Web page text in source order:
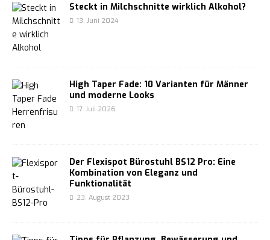
Steckt in Milchschnitte wirklich Alkohol?
13. Juni 2024
High Taper Fade: 10 Varianten für Männer
und moderne Looks
17. Juli 2026
Der Flexispot Bürostuhl BS12 Pro: Eine
Kombination von Eleganz und
Funktionalität
23. August 2023